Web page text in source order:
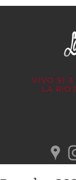
VIVO 91.3
LA